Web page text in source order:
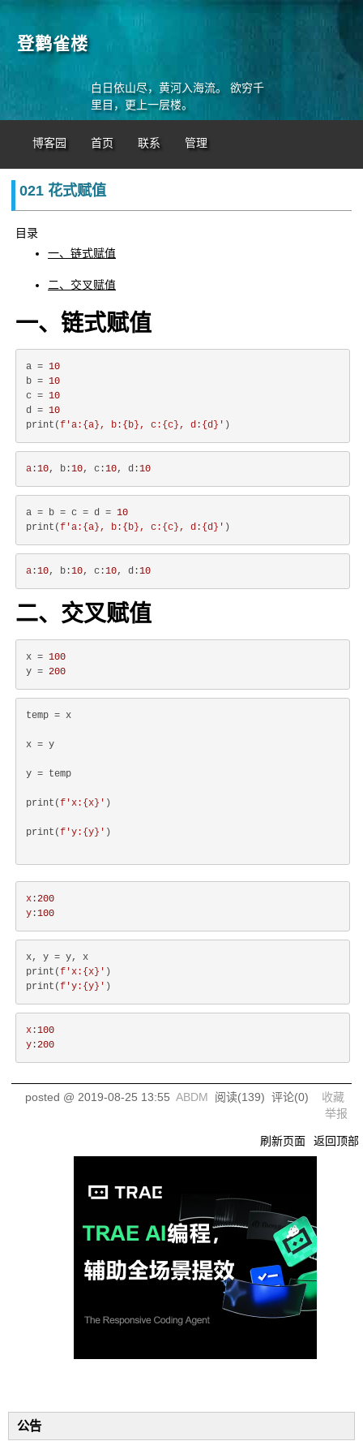
登鹳雀楼
白日依山尽，黄河入海流。 欲穷千
里目，更上一层楼。
博客园 首页 联系 管理
021 花式赋值
目录
一、链式赋值
二、交叉赋值
一、链式赋值
a = 10
b = 10
c = 10
d = 10
print(f'a: {a}, b: {b}, c: {c}, d: {d} '
a :10, b:10, c:10, d:10
a = b = c = d = 10
print(f'a: {a}, b: {b}, c: {c}, d: {d} '
a :10, b:10, c:10, d:10
二、交叉赋值
x = 100
y = 200
temp = x
x = y
y = temp
print(f'x: {x} ' )
print(f'y: {y} ' )
x :200
y :100
x, y = y, x
print(f'x: {x} ' )
print(f'y: {y} '
x :100
y :200
posted @ 2019-08-25 13:55 ABDM 阅读(139) 评论(0) 收藏
举报
刷新页面 返回顶部
公告